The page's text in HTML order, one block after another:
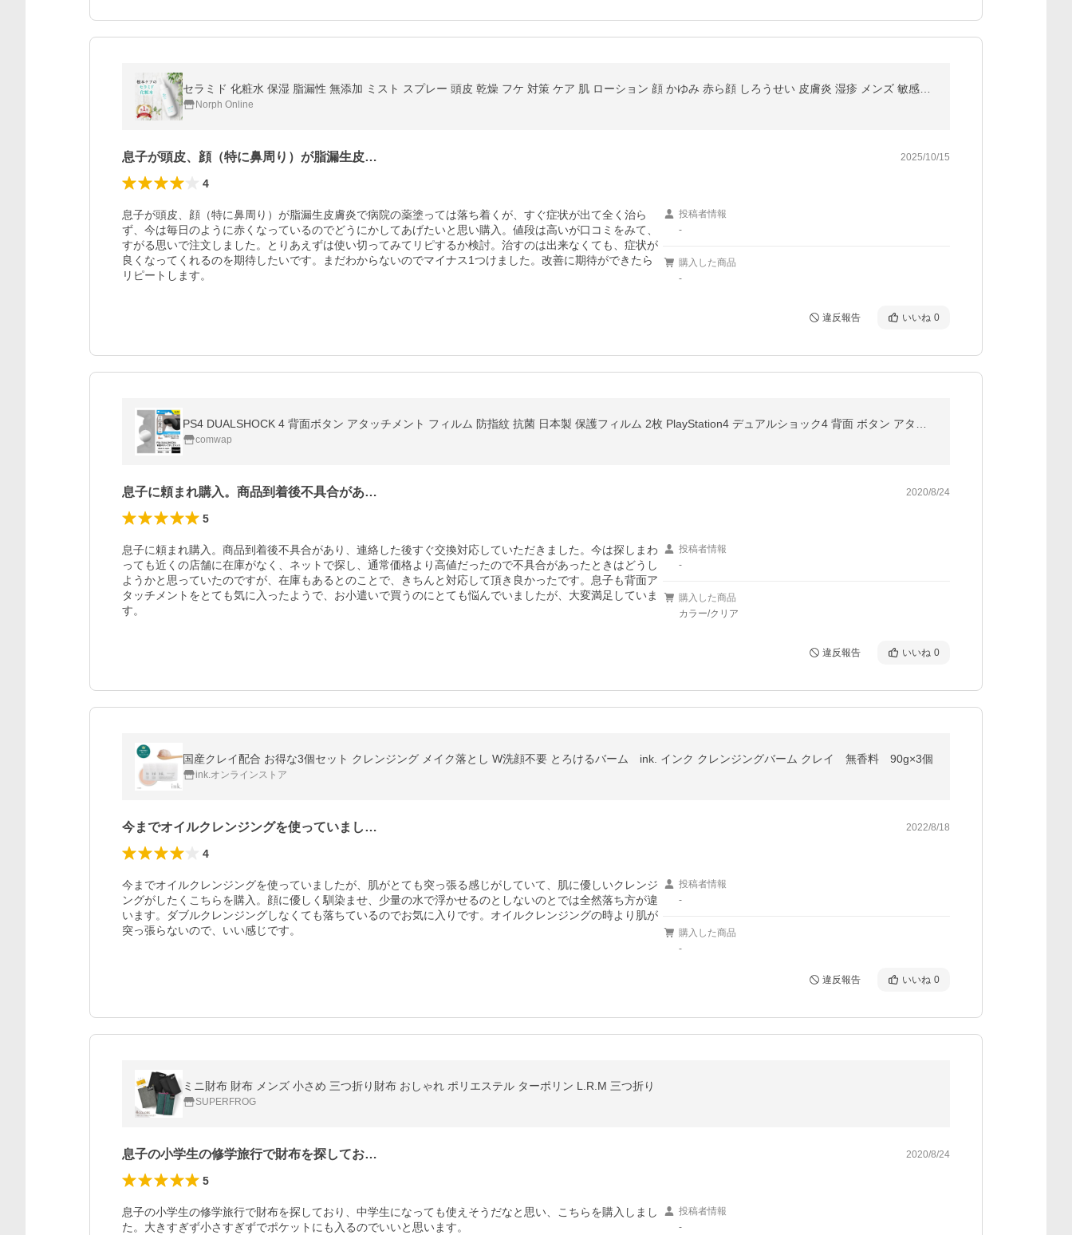
Norph Online
息子が頭皮、顔（特に鼻周り）が脂漏生皮… 2025/10/15
4
息子が頭皮、顔（特に鼻周り）が脂漏生皮膚炎で病院の薬塗っては落ち着くが、すぐ症状が出て全く治ら
ず、今は毎日のように赤くなっているのでどうにかしてあげたいと思い購入。値段は高いが口コミをみて、
すがる思いで注文しました。とりあえずは使い切ってみてリピするか検討。治すのは出来なくても、症状が
良くなってくれるのを期待したいです。まだわからないのでマイナス1つけました。改善に期待ができたら
リピートします。
投稿者情報
-
購入した商品
-
違反報告 いいね 0
comwap
息子に頼まれ購入。商品到着後不具合があ… 2020/8/24
5
息子に頼まれ購入。商品到着後不具合があり、連絡した後すぐ交換対応していただきました。今は探しまわ
っても近くの店舗に在庫がなく、ネットで探し、通常価格より高値だったので不具合があったときはどうし
ようかと思っていたのですが、在庫もあるとのことで、きちんと対応して頂き良かったです。息子も背面ア
タッチメントをとても気に入ったようで、お小遣いで買うのにとても悩んでいましたが、大変満足していま
す。
投稿者情報
-
購入した商品
カラー/クリア
違反報告 いいね 0
国産クレイ配合 お得な3個セット クレンジング メイク落とし W洗顔不要 とろけるバーム ink. インク クレンジングバーム クレイ 無香料 90g×3個
ink.オンラインストア
今までオイルクレンジングを使っていまし… 2022/8/18
4
今までオイルクレンジングを使っていましたが、肌がとても突っ張る感じがしていて、肌に優しいクレンジ
ングがしたくこちらを購入。顔に優しく馴染ませ、少量の水で浮かせるのとしないのとでは全然落ち方が違
います。ダブルクレンジングしなくても落ちているのでお気に入りです。オイルクレンジングの時より肌が
突っ張らないので、いい感じです。
投稿者情報
-
購入した商品
-
違反報告 いいね 0
ミニ財布 財布 メンズ 小さめ 三つ折り財布 おしゃれ ポリエステル ターポリン L.R.M 三つ折り
SUPERFROG
息子の小学生の修学旅行で財布を探してお… 2020/8/24
5
息子の小学生の修学旅行で財布を探しており、中学生になっても使えそうだなと思い、こちらを購入しまし
た。大きすぎず小さすぎずでポケットにも入るのでいいと思います。
投稿者情報
-